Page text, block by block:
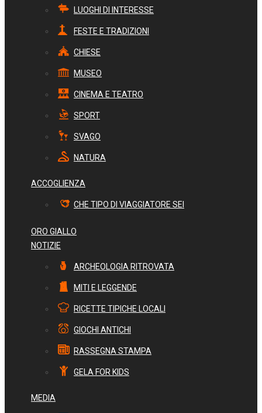
LUOGHI DI INTERESSE
FESTE E TRADIZIONI
CHIESE
MUSEO
CINEMA E TEATRO
SPORT
SVAGO
NATURA
ACCOGLIENZA
CHE TIPO DI VIAGGIATORE SEI
ORO GIALLO
NOTIZIE
ARCHEOLOGIA RITROVATA
MITI E LEGGENDE
RICETTE TIPICHE LOCALI
GIOCHI ANTICHI
RASSEGNA STAMPA
GELA FOR KIDS
MEDIA